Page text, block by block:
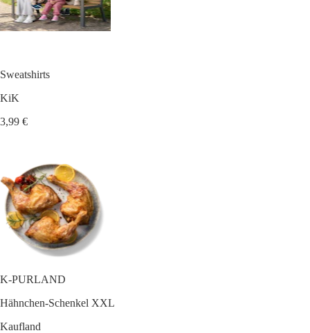
Sweatshirts
KiK
3,99 €
K-PURLAND
Hähnchen-Schenkel XXL
Kaufland